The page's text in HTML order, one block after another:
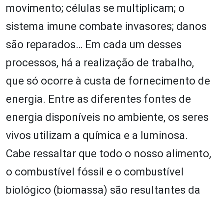
movimento; células se multiplicam; o
sistema imune combate invasores; danos
são reparados… Em cada um desses
processos, há a realização de trabalho,
que só ocorre à custa de fornecimento de
energia. Entre as diferentes fontes de
energia disponíveis no ambiente, os seres
vivos utilizam a química e a luminosa.
Cabe ressaltar que todo o nosso alimento,
o combustível fóssil e o combustível
biológico (biomassa) são resultantes da